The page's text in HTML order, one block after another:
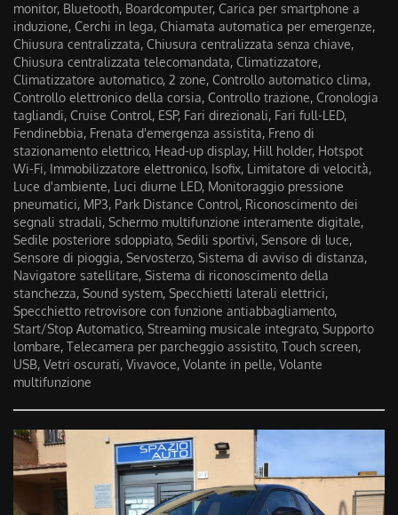
monitor, Bluetooth, Boardcomputer, Carica per smartphone a
induzione, Cerchi in lega, Chiamata automatica per emergenze,
Chiusura centralizzata, Chiusura centralizzata senza chiave,
Chiusura centralizzata telecomandata, Climatizzatore,
Climatizzatore automatico, 2 zone, Controllo automatico clima,
Controllo elettronico della corsia, Controllo trazione, Cronologia
tagliandi, Cruise Control, ESP, Fari direzionali, Fari full-LED,
Fendinebbia, Frenata d'emergenza assistita, Freno di
stazionamento elettrico, Head-up display, Hill holder, Hotspot
Wi-Fi, Immobilizzatore elettronico, Isofix, Limitatore di velocità,
Luce d'ambiente, Luci diurne LED, Monitoraggio pressione
pneumatici, MP3, Park Distance Control, Riconoscimento dei
segnali stradali, Schermo multifunzione interamente digitale,
Sedile posteriore sdoppiato, Sedili sportivi, Sensore di luce,
Sensore di pioggia, Servosterzo, Sistema di avviso di distanza,
Navigatore satellitare, Sistema di riconoscimento della
stanchezza, Sound system, Specchietti laterali elettrici,
Specchietto retrovisore con funzione antiabbagliamento,
Start/Stop Automatico, Streaming musicale integrato, Supporto
lombare, Telecamera per parcheggio assistito, Touch screen,
USB, Vetri oscurati, Vivavoce, Volante in pelle, Volante
multifunzione